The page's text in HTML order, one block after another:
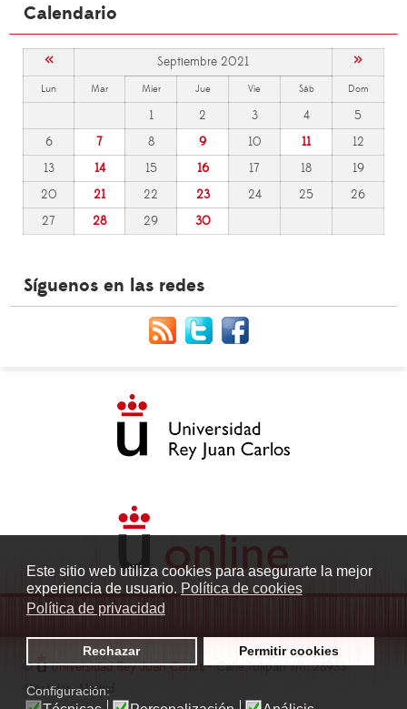
Este sitio web utiliza cookies para asegurarte la mejor
experiencia de usuario. Política de cookies
Política de privacidad
Rechazar Permitir cookies
Configuración:
Calendario
« Septiembre 2021 »
Lun Mar Mier Jue Vie Sáb Dom
1 2 3 4
5
6
7 8 9 10 11
12
13
14 15 16 17 18
19
20
21 22 23 24 25
26
27
28 29 30
Síguenos en las redes
© Universidad Rey Juan Carlos- Calle Tulipán s/n. 28933
Móstoles. Madrid